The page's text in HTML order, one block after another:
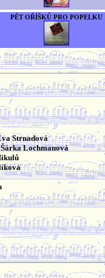
PĚT OŘÍŠKŮ PRO POPELKU
Strnadová
Lochmanová